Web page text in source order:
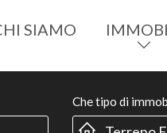
SIAMO
Che tipo di